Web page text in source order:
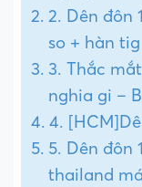
2. Dên đôn
so + hàn
3. Thắc
nghia gi –
4.
5. Dên đôn
thailand